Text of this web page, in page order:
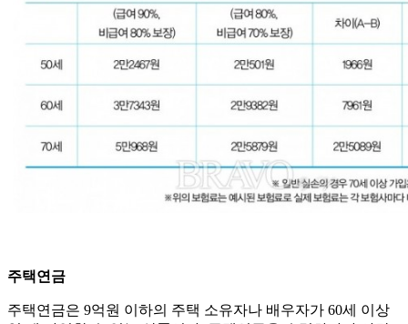
주택연금
주택연금은 9억원 이하의 주택 소유자나 배우자가 60세 이상